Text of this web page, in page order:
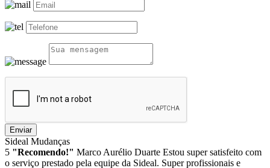
Enviar
Sideal Mudanças
5 "Recomendo!" Marco Aurélio Duarte Estou super satisfeito com
o serviço prestado pela equipe da Sideal. Super profissionais e